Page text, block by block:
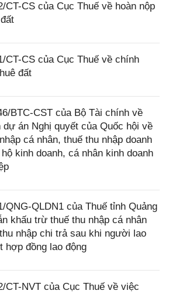
CT-CS của Cục Thuế về hoàn nộp
CT-CS của Cục Thuế về chính
đất
BTC-CST của Bộ Tài chính về
án Nghị quyết của Quốc hội về
cá nhân, thuế thu nhập doanh
kinh doanh, cá nhân kinh doanh
QNG-QLDN1 của Thuế tỉnh Quảng
khấu trừ thuế thu nhập cá nhân
nhập chi trả sau khi người lao
hợp đồng lao động
CT-NVT của Cục Thuế về việc